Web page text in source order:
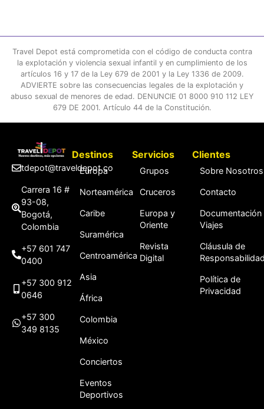
Travel Depot está comprometida con el código de conducta contra
la explotación y violencia sexual infantil y en cumplimiento de los
artículos 16 y 17 de la Ley 679 de 2001 y la Ley 1336 de 2009.
ADVIERTE sobre las consecuencias legales de la explotación y
abuso sexual de menores de edad. DENUNCIE 01 8000 910 112 LEY
679 DE 2001. Artículo 44 de la Constitución.
tdepot@traveldepot.co
Carrera 16 #
93-08,
Bogotá,
Colombia
+57 601 747
0400
+57 300 912
0646
+57 300
349 8135
Destinos
Europa
Norteamérica
Caribe
Suramérica
Centroamérica
Asia
África
Colombia
México
Conciertos
Eventos
Deportivos
Servicios
Grupos
Cruceros
Europa y
Oriente
Revista
Digital
Clientes
Sobre Nosotros
Contacto
Documentación
Viajes
Cláusula de
Política de
Privacidad